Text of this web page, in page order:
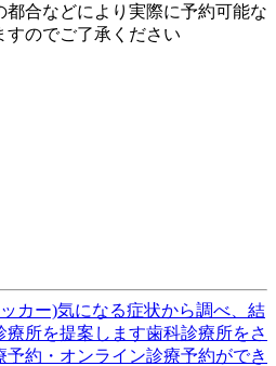
合などにより実際に予約可能な
すのでご了承ください
カー)気になる症状から調べ、結
療所を提案します歯科診療所をさ
約・オンライン診療予約ができ